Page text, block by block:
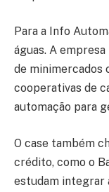
Para a Info
águas. A
de minimercados
cooperativas de
automação para
O case também
crédito, como o
estudam integrar